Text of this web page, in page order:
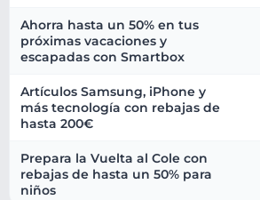
Ahorra hasta un 50% en tus
próximas vacaciones y
escapadas con Smartbox
Artículos Samsung, iPhone y
más tecnología con rebajas de
hasta 200€
Prepara la Vuelta al Cole con
rebajas de hasta un 50% para
niños